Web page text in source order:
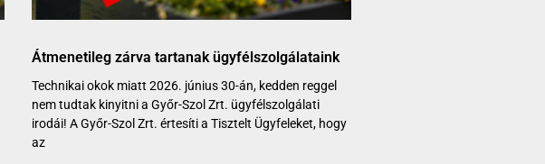
Átmenetileg zárva tartanak ügyfélszolgálataink
Technikai okok miatt 2026. június 30-án, kedden reggel
nem tudtak kinyitni a Győr-Szol Zrt. ügyfélszolgálati
irodái! A Győr-Szol Zrt. értesíti a Tisztelt Ügyfeleket, hogy
az